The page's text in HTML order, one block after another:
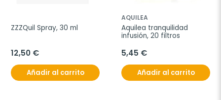
ZZZQuil Spray, 30 ml
12,50 €
Añadir al carrito
AQUILEA
Aquilea tranquilidad
infusión, 20 filtros
5,45 €
Añadir al carrito